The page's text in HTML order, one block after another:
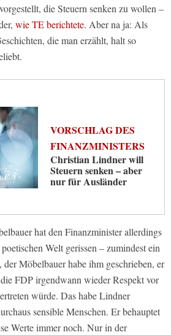
die Steuern senken zu wollen –
wie TE berichtete. Aber na ja: Als
die man erzählt, halt so
VORSCHLAG DES
FINANZMINISTERS
Christian Lindner will
Steuern senken – aber
nur für Ausländer
hat den Finanzminister allerdings
Welt gerissen – zumindest ein
Möbelbauer habe ihm geschrieben, er
FDP irgendwann wieder Respekt vor
würde. Das habe Lindner
sensible Menschen. Er behauptet
Werte immer noch. Nur in der